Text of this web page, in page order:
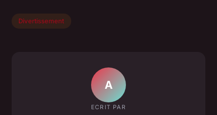
Divertissement
A
ECRIT PAR